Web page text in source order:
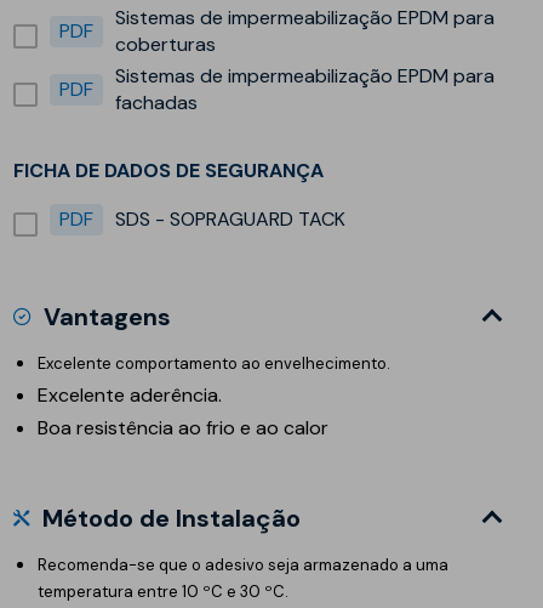
PDF
Sistemas de impermeabilização EPDM para
coberturas
PDF
Sistemas de impermeabilização EPDM para
fachadas
FICHA DE DADOS DE SEGURANÇA
PDF
SDS - SOPRAGUARD TACK
Vantagens
Excelente comportamento ao envelhecimento.
Excelente aderência.
Boa resistência ao frio e ao calor
Método de Instalação
Recomenda-se que o adesivo seja armazenado a uma
temperatura entre 10 ºC e 30 ºC.